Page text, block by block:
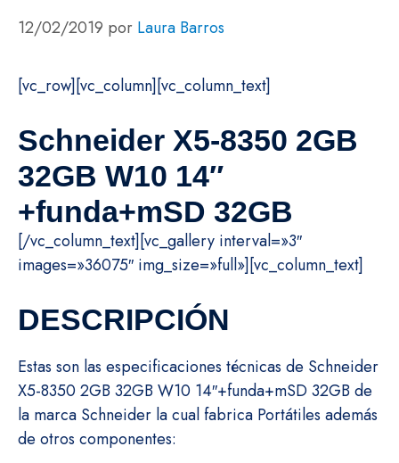
12/02/2019 por Laura Barros
[vc_row][vc_column][vc_column_text]
Schneider X5-8350 2GB
32GB W10 14″
+funda+mSD 32GB
[/vc_column_text][vc_gallery interval=»3″
images=»36075″ img_size=»full»][vc_column_text]
DESCRIPCIÓN
Estas son las especificaciones técnicas de Schneider
X5-8350 2GB 32GB W10 14″+funda+mSD 32GB de
la marca Schneider la cual fabrica Portátiles además
de otros componentes: